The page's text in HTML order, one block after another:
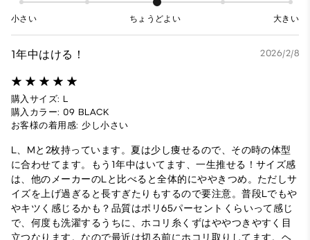
小さい ちょうどよい 大きい
1年中はける！ 2026/2/8
購入サイズ: L
購入カラー: 09 BLACK
お客様の着用感: 少し小さい
L、Mと2枚持っています。夏は少し痩せるので、その時の体型
に合わせてます。もう1年中はいてます、一生推せる！サイズ感
は、他のメーカーのLと比べると全体的にややきつめ。ただしサ
イズを上げ過ぎると長すぎたりもするので要注意。普段Lでもや
やキツく感じるかも？品質はポリ65パーセントくらいって感じ
で、何度も洗濯するうちに、ホコリ糸くずはややつきやすく目